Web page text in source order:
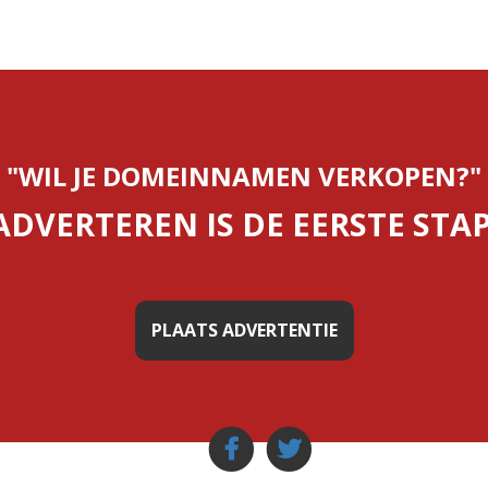
"WIL JE DOMEINNAMEN VERKOPEN?"
IS DE EERSTE
PLAATS ADVERTENTIE